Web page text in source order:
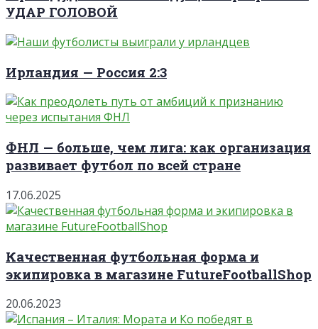
УДАР ГОЛОВОЙ
Ирландия — Россия 2:3
ФНЛ — больше, чем лига: как организация
развивает футбол по всей стране
17.06.2025
Качественная футбольная форма и
экипировка в магазине FutureFootballShop
20.06.2023